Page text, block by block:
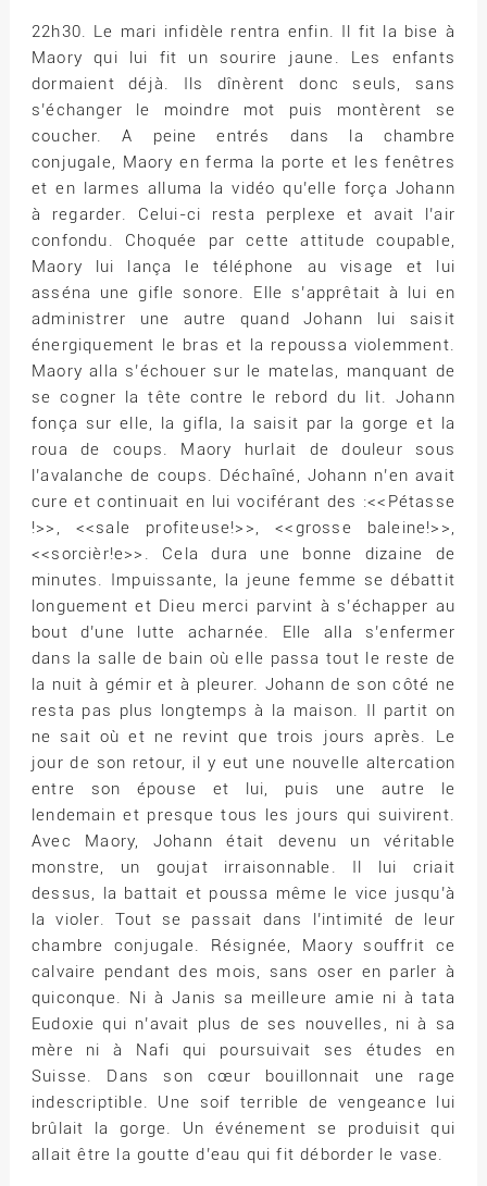
22h30. Le mari infidèle rentra enfin. Il fit la bise à
Maory qui lui fit un sourire jaune. Les enfants
dormaient déjà. Ils dînèrent donc seuls, sans
s’échanger le moindre mot puis montèrent se
coucher. A peine entrés dans la chambre
conjugale, Maory en ferma la porte et les fenêtres
et en larmes alluma la vidéo qu’elle força Johann
à regarder. Celui-ci resta perplexe et avait l’air
confondu. Choquée par cette attitude coupable,
Maory lui lança le téléphone au visage et lui
asséna une gifle sonore. Elle s’apprêtait à lui en
administrer une autre quand Johann lui saisit
énergiquement le bras et la repoussa violemment.
Maory alla s’échouer sur le matelas, manquant de
se cogner la tête contre le rebord du lit. Johann
fonça sur elle, la gifla, la saisit par la gorge et la
roua de coups. Maory hurlait de douleur sous
l’avalanche de coups. Déchaîné, Johann n’en avait
cure et continuait en lui vociférant des :<<Pétasse
!>>, <<sale profiteuse!>>, <<grosse baleine!>>,
<<sorcièr!e>>. Cela dura une bonne dizaine de
minutes. Impuissante, la jeune femme se débattit
longuement et Dieu merci parvint à s’échapper au
bout d’une lutte acharnée. Elle alla s’enfermer
dans la salle de bain où elle passa tout le reste de
la nuit à gémir et à pleurer. Johann de son côté ne
resta pas plus longtemps à la maison. Il partit on
ne sait où et ne revint que trois jours après. Le
jour de son retour, il y eut une nouvelle altercation
entre son épouse et lui, puis une autre le
lendemain et presque tous les jours qui suivirent.
Avec Maory, Johann était devenu un véritable
monstre, un goujat irraisonnable. Il lui criait
dessus, la battait et poussa même le vice jusqu’à
la violer. Tout se passait dans l’intimité de leur
chambre conjugale. Résignée, Maory souffrit ce
calvaire pendant des mois, sans oser en parler à
quiconque. Ni à Janis sa meilleure amie ni à tata
Eudoxie qui n’avait plus de ses nouvelles, ni à sa
mère ni à Nafi qui poursuivait ses études en
Suisse. Dans son cœur bouillonnait une rage
indescriptible. Une soif terrible de vengeance lui
brûlait la gorge. Un événement se produisit qui
allait être la goutte d’eau qui fit déborder le vase.